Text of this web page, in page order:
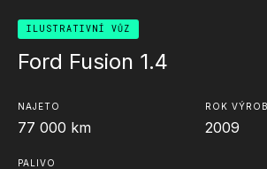
Ford Fusion 1.4
ILUSTRATIVNÍ VŮZ
NAJETO
77 000 km
ROK
2009
PALIVO